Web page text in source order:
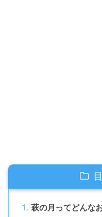
萩の月ってどんな